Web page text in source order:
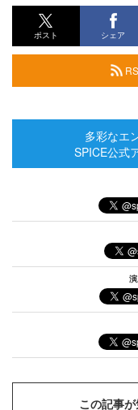
ポスト シェア
多彩なエ
SPICE公式
この記事